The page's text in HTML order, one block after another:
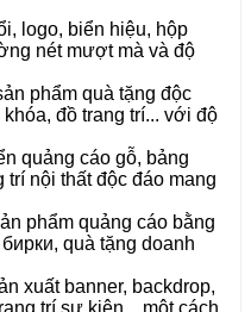
logo, biển hiệu, hộp
nét mượt mà và độ
phẩm quà tặng độc
đồ trang trí... với độ
quảng cáo gỗ, bảng
trí nội thất độc đáo mang
phẩm quảng cáo bằng
quà tặng doanh
xuất banner, backdrop,
trí sự kiện... một cách